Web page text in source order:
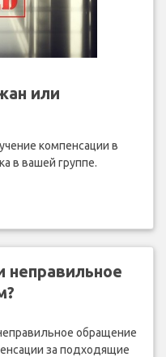
или
компенсации в
в вашей группе.
неправильное
обращение
за подходящие